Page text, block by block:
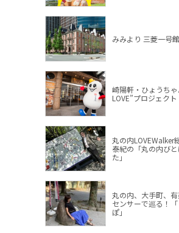
みみより 三菱一号
崎陽軒・ひょうち
LOVE”プロジェクト
丸の内LOVEWalker
泰紀の「丸の内び
た」
丸の内、大手町、
センサーで巡る！
ぽ」